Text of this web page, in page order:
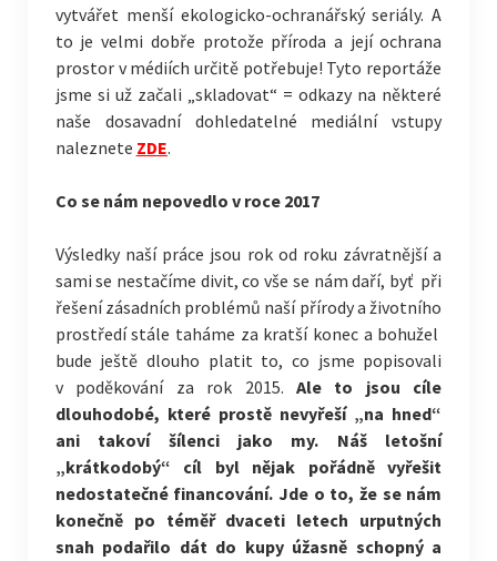
vytvářet menší ekologicko-ochranářský seriály. A
to je velmi dobře protože příroda a její ochrana
prostor v médiích určitě potřebuje! Tyto reportáže
jsme si už začali „skladovat“ = odkazy na některé
naše dosavadní dohledatelné mediální vstupy
naleznete ZDE.
Co se nám nepovedlo v roce 2017
Výsledky naší práce jsou rok od roku závratnější a
sami se nestačíme divit, co vše se nám daří, byť při
řešení zásadních problémů naší přírody a životního
prostředí stále taháme za kratší konec a bohužel
bude ještě dlouho platit to, co jsme popisovali
v poděkování za rok 2015. Ale to jsou cíle
dlouhodobé, které prostě nevyřeší „na hned“
ani takoví šílenci jako my. Náš letošní
„krátkodobý“ cíl byl nějak pořádně vyřešit
nedostatečné financování. Jde o to, že se nám
konečně po téměř dvaceti letech urputných
snah podařilo dát do kupy úžasně schopný a